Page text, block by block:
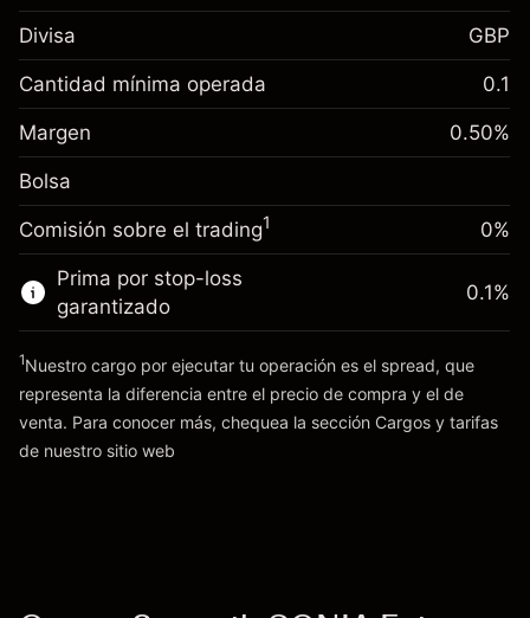
£1,000.00
Ajuste de financiamiento
nocturno
Cargos por el valor total de la
posición
%
(-£21.92)
Tamaño de la operación con apalancamiento
£200,000.00
Dinero del apalancamiento ~ $
Ir a la plataforma
Margen. Tu inversión
£1,000.00
Ajuste de financiamiento
Cargos por el valor total de la
posición
-0.01096
Tamaño de la operación con apalancamiento
£200,000.00
Dinero del apalancamiento ~ $
Ir a la plataforma
Divisa GBP
Cantidad mínima operada 0.1
Margen 0.50%
Bolsa
Comisión sobre el trading1 0%
Prima por stop-loss
garantizado
Cargos
0.1%
1Nuestro cargo por ejecutar tu operación es el spread, que
representa la diferencia entre el precio de compra y el de
venta. Para conocer más, chequea la sección Cargos y tarifas
de nuestro sitio web